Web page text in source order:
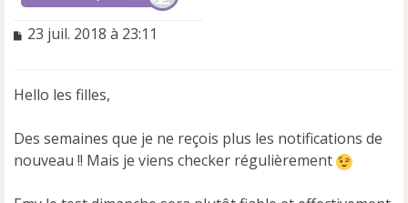
M
a
e
n
o
23 juil. 2018 à 23:11
Hello les filles,
Des semaines que je ne reçois plus les notifications de
nouveau !! Mais je viens checker régulièrement